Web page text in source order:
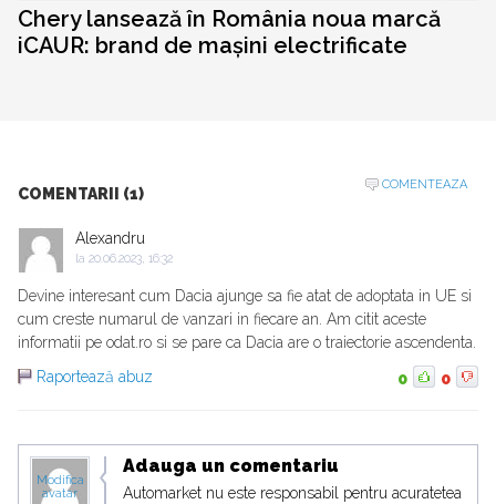
Chery lansează în România noua marcă
iCAUR: brand de mașini electrificate
COMENTARII (1)
COMENTEAZA
Alexandru
la 20.06.2023, 16:32
Devine interesant cum Dacia ajunge sa fie atat de adoptata in UE si
cum creste numarul de vanzari in fiecare an. Am citit aceste
informatii pe odat.ro si se pare ca Dacia are o traiectorie ascendenta.
Raportează abuz
0 0
Modifica
avatar
Adauga un comentariu
Automarket nu este responsabil pentru acuratetea